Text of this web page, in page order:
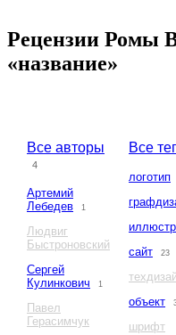
Рецензии Ромы
«название»
Все авторы
4
Артемий
Лебедев
1
Людвиг
Быстроновский
Сергей
Кулинкович
1
Павел
Герасимчук
Все
логотип
сайт 23
объект
шрифт